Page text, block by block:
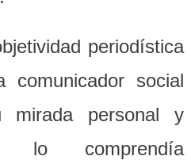
periodística
social
mirada personal y
lo comprendía